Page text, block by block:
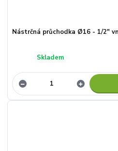
Nástrčná průchodka Ø16 - 1/2"
Skladem